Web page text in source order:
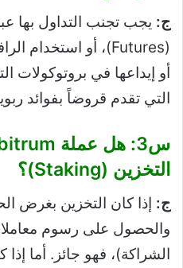
ج: يجب تجنب التداول بها
التي تقدم قروضاً بفوائد
التخزين (Staking)؟
ج: إذا كان التخزين بغرض
الشراكة)، فهو جائز. أما